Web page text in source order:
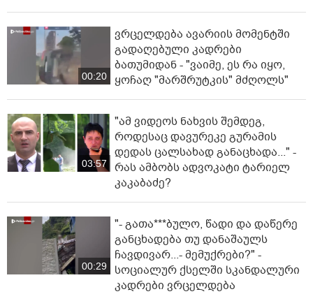
00:20
ვრცელდება ავარიის მომენტში
გადაღებული კადრები
ბათუმიდან - "ვაიმე, ეს რა იყო,
ყოჩაღ "მარშრუტკის" მძღოლს"
03:57
"ამ ვიდეოს ნახვის შემდეგ,
როდესაც დავურეკე გურამის
დედას ცალსახად განაცხადა..." -
რას ამბობს ადვოკატი ტარიელ
კაკაბაძე?
00:29
"- გათა***ბულო, წადი და დაწერე
განცხადება თუ დანაშაულს
ჩავდივარ...- მემუქრები?" -
სოციალურ ქსელში სკანდალური
კადრები ვრცელდება